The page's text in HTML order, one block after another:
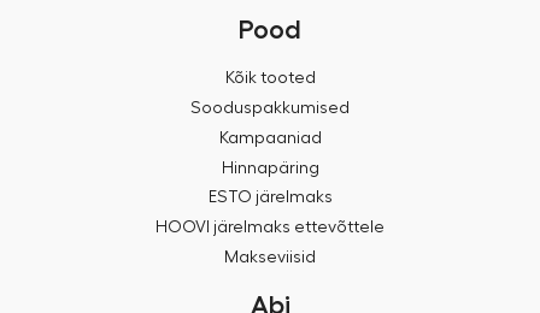
Pood
Kõik tooted
Sooduspakkumised
Kampaaniad
Hinnapäring
ESTO järelmaks
HOOVI järelmaks ettevõttele
Makseviisid
Abi